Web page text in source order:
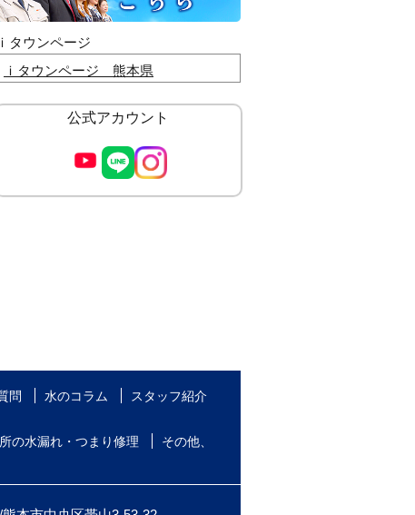
ｉタウンページ
ｉタウンページ 熊本県
公式アカウント
問 水のコラム
スタッフ紹介
の水漏れ・つまり修理
その他、